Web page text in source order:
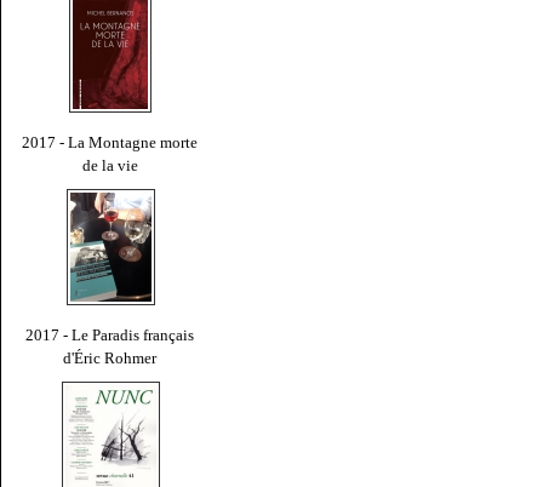
2017 - La Montagne morte
de la vie
2017 - Le Paradis français
d'Éric Rohmer